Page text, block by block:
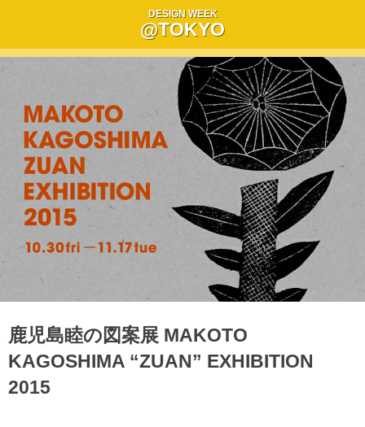
DESIGN WEEK
@TOKYO
鹿児島睦の図案展 MAKOTO
KAGOSHIMA “ZUAN” EXHIBITION
2015